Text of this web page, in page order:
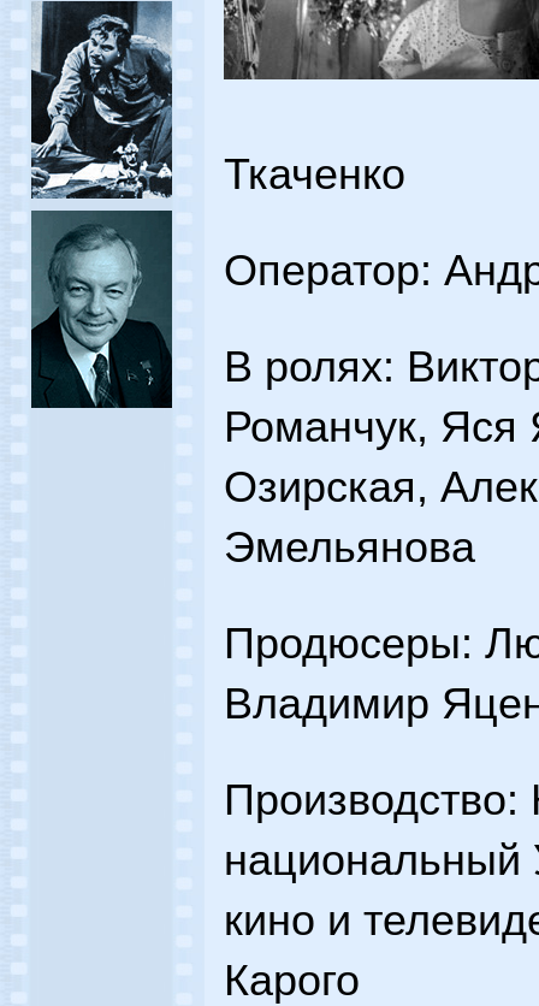
Ткаченко
Оператор:
В ролях:
Романчук, Яся
Озирская,
Эмельянова
Продюсеры:
Владимир
Производство:
национальный
кино и
Карого